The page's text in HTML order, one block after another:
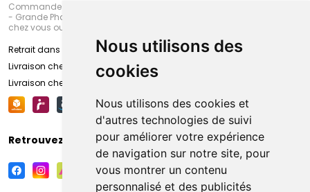
Nous utilisons des
cookies
Nous utilisons des cookies et
d'autres technologies de suivi
pour améliorer votre expérience
de navigation sur notre site, pour
vous montrer un contenu
personnalisé et des publicités
Commandez en ligne et venez chercher votre commande à Amiens
- Grande Pharmacie d’Amiens (Fachon) ou recevez-là rapidement
chez vous ou en point retrait
Retrait dans la pharmacie d’Amiens
Livraison chez vous
Livraison chez votre commerçant
Retrouvez-nous sur vos réseaux sociaux